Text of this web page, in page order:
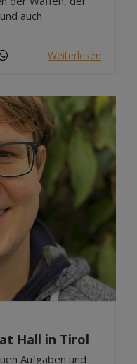
auch
Weiterlesen
Hall in Tirol
Aufgaben und